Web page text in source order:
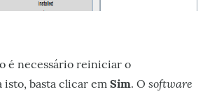
é necessário reiniciar o
isto, basta clicar em Sim. O software